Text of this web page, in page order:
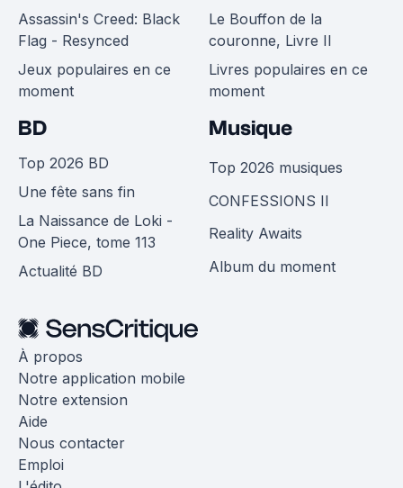
Assassin's Creed: Black
Flag - Resynced
Jeux populaires en ce
moment
Le Bouffon de la
couronne, Livre II
Livres populaires en ce
moment
BD
Top 2026 BD
Une fête sans fin
La Naissance de Loki -
One Piece, tome 113
Actualité BD
Musique
Top 2026 musiques
CONFESSIONS II
Reality Awaits
Album du moment
À propos
Notre application mobile
Notre extension
Aide
Nous contacter
Emploi